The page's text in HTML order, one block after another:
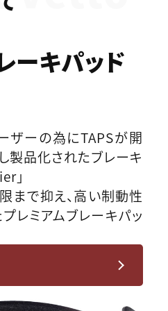
ーキパッド
ザーの為にTAPSが開
製品化されたブレーキ
」
まで抑え、高い制動性
レミアムブレーキパッ